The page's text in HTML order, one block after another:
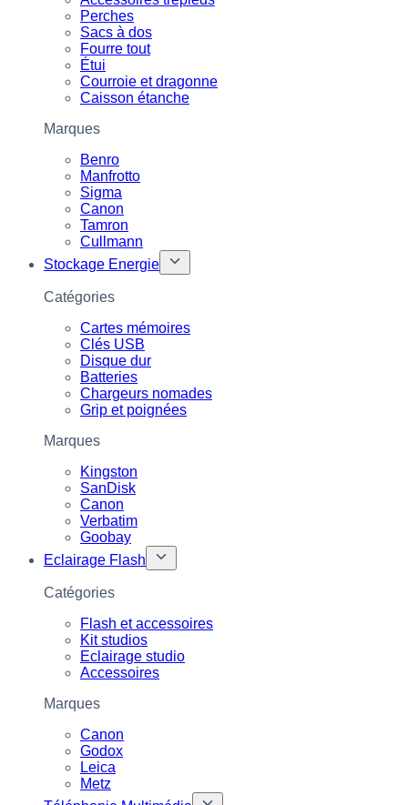
Perches
Sacs à dos
Fourre tout
Étui
Courroie et dragonne
Caisson étanche
Marques
Benro
Manfrotto
Sigma
Canon
Tamron
Cullmann
Stockage Energie
Catégories
Cartes mémoires
Clés USB
Disque dur
Batteries
Chargeurs nomades
Grip et poignées
Marques
Kingston
SanDisk
Canon
Verbatim
Goobay
Eclairage Flash
Catégories
Flash et accessoires
Kit studios
Eclairage studio
Accessoires
Marques
Canon
Godox
Leica
Metz